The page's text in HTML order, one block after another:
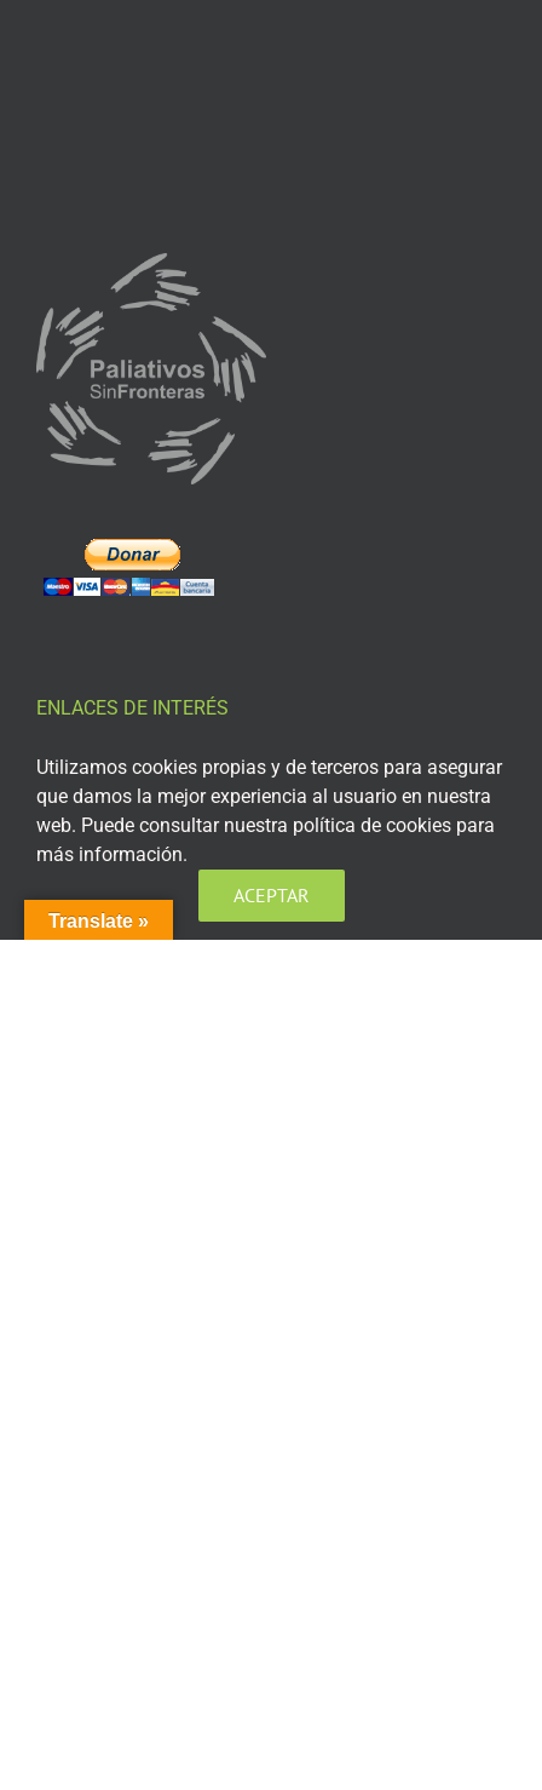
ENLACES DE INTERÉS
Aviso Legal
Política de privacidad
Política de privacidad Redes Sociales
Política de cookies
Translate »
Utilizamos cookies propias y de terceros para asegurar
que damos la mejor experiencia al usuario en nuestra
web. Puede consultar nuestra política de cookies para
más información.
ACEPTAR